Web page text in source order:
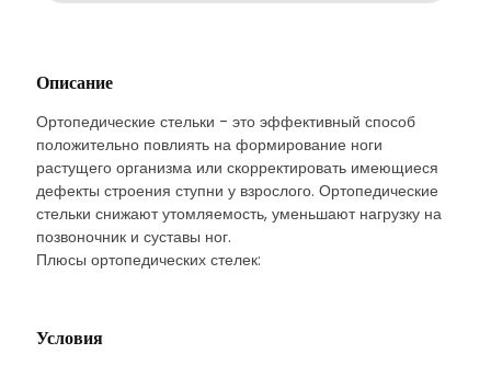
Описание
Ортопедические стельки - это эффективный способ
положительно повлиять на формирование ноги
растущего организма или скорректировать имеющиеся
дефекты строения ступни у взрослого. Ортопедические
стельки снижают утомляемость, уменьшают нагрузку на
позвоночник и суставы ног.
Плюсы ортопедических стелек:
Условия